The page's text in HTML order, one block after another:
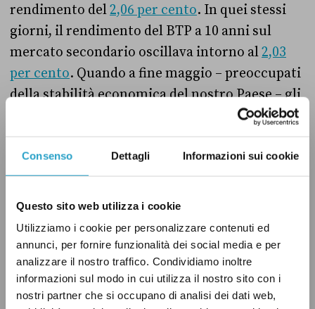
Consenso Dettagli Informazioni sui cookie
Questo sito web utilizza i cookie
Utilizziamo i cookie per personalizzare contenuti ed
annunci, per fornire funzionalità dei social media e per
analizzare il nostro traffico. Condividiamo inoltre
informazioni sul modo in cui utilizza il nostro sito con i
nostri partner che si occupano di analisi dei dati web,
rendimento del2,06 per cento. In quei stessi
giorni, il rendimento del BTP a 10 anni sul
mercato secondario oscillava intorno al2,03
per cento. Quando a fine maggio – preoccupati
della stabilità economica del nostro Paese – gli
investitori hanno iniziato a vendere a prezzo
ribassato i nostri titoli sul mercato secondario,
facendone aumentare il tasso di interesse al
3,1 per cento, il BTP a 10 anni veniva emesso
sul mercato primario con un rendimento del
per cento
Per semplificare, quando la sfiducia nei
confronti del nostro Paese aumenta, e i